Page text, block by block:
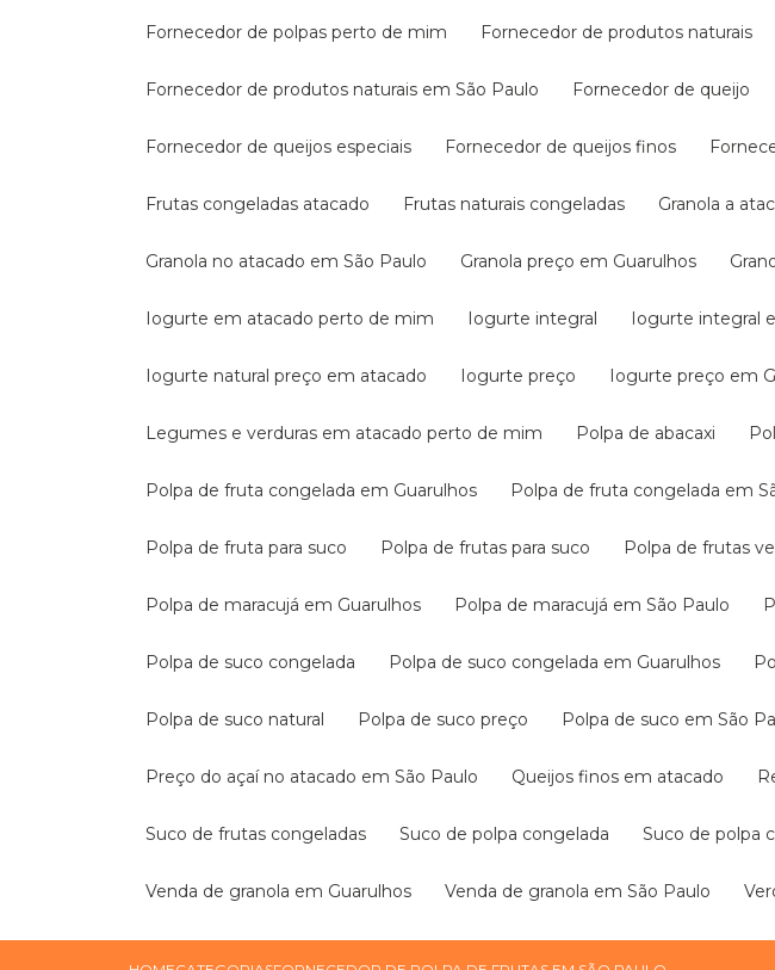
Fornecedor de polpas perto de mim Fornecedor de produtos naturais
Fornecedor de produtos naturais em São Paulo Fornecedor de queijo
Fornecedor de queijos especiais Fornecedor de queijos finos
Frutas congeladas atacado Frutas naturais congeladas Granola a
Granola no atacado em São Paulo Granola preço em Guarulhos
Iogurte em atacado perto de mim Iogurte integral Iogurte integral
Iogurte natural preço em atacado Iogurte preço Iogurte preço em
Legumes e verduras em atacado perto de mim Polpa de abacaxi
Polpa de fruta congelada em Guarulhos Polpa de fruta congelada em
Polpa de fruta para suco Polpa de frutas para suco Polpa de frutas
Polpa de maracujá em Guarulhos Polpa de maracujá em São Paulo
Polpa de suco congelada Polpa de suco congelada em Guarulhos
Polpa de suco natural Polpa de suco preço Polpa de suco em São
Preço do açaí no atacado em São Paulo Queijos finos em atacado
Suco de frutas congeladas Suco de polpa congelada Suco de
Venda de granola em Guarulhos Venda de granola em São Paulo